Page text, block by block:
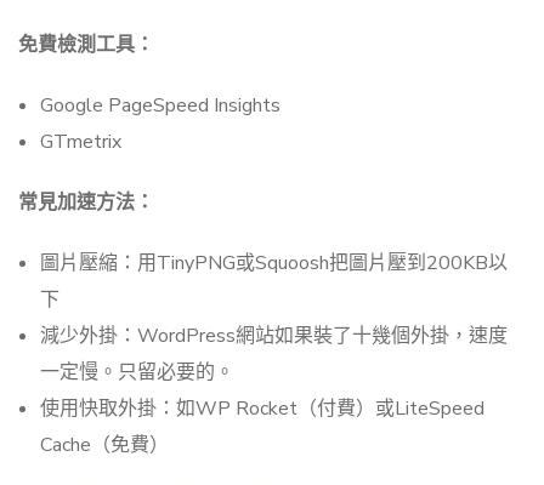
免費檢測工具：
Google PageSpeed Insights
GTmetrix
常見加速方法：
圖片壓縮：用TinyPNG或Squoosh把圖片壓到200KB以
下
減少外掛：WordPress網站如果裝了十幾個外掛，速度
一定慢。只留必要的。
使用快取外掛：如WP Rocket（付費）或LiteSpeed
Cache（免費）